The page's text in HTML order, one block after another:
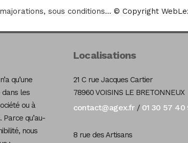
sous conditions… © Copyright
qu’une
les
ou à
Parce qu’au-
nous
Localisations
21 C rue Jacques Cartier
78960 VOISINS LE BRETONNEUX
contact@agex.fr/ 01 30 57 40
8 rue des Artisans